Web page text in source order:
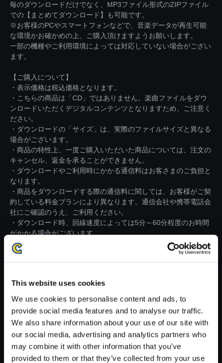
This website uses cookies
We use cookies to personalise content and ads, to
provide social media features and to analyse our traffic.
We also share information about your use of our site with
our social media, advertising and analytics partners who
may combine it with other information that you’ve
provided to them or that they’ve collected from your use
毎のダウンロードだけでなく、MP3ファイル形式のZIPファイル
での【まとめてダウンロード】も可能です。
※お客様のPCやスマートフォンなどで、音楽データが再生可能
な環境かお確かめの上、ご購入頂けますようお願いします。
一部の機種やご利用環境によっては対応していない場合がござい
ます。
【ご購入について】
・表示価格は税込価格となります。
・こちらの商品は「CD」ではありません。楽曲ファイルをダウ
ンロードいただくデジタルコンテンツとなりますため、ご注意く
ださい。
・ダウンロードの「サイズ」は、実際のファイルサイズと異なる
場合がございます。
・商品の特性上、一度ご購入いただいた商品については、注文の
キャンセル、返金を承ることができません。
・ダウンロードやご利用時にかかる通信料はお客さまのご負担と
なります。
・商品をダウンロードする際の通信料に関しては、お客様がご契
約している料金プランにより異なります。通信会社や携帯電話会
社にご確認のうえ、ご利用ください。
・ダウンロード時、回線速度によっては5分～60分程度のお時間
がかかる場合がございます。
※ご購入いただいたファイルのダウンロードの際には、通信環境
が安定しているWifi環境でお試しください。
【単曲】大神 音調（しらべ）の
巻 三 蚊帳の奥
150円(税込)